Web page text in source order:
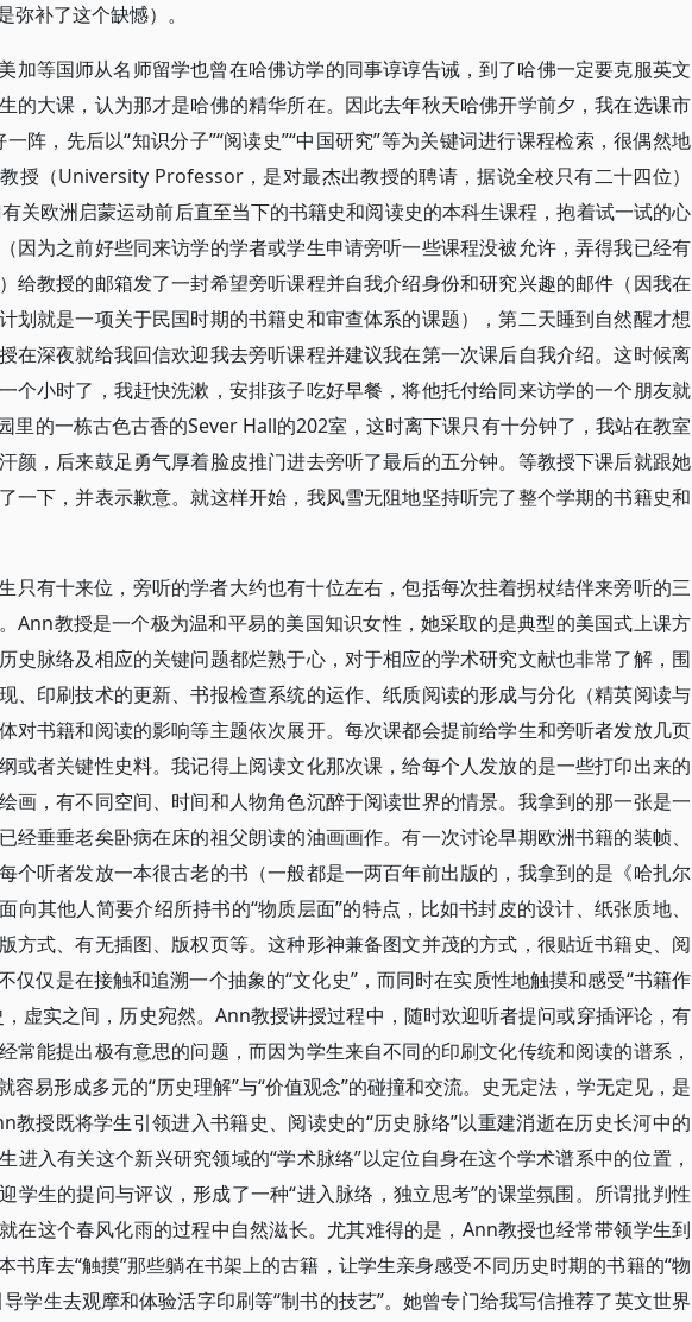
弥补了这个缺憾）。
加等国师从名师留学也曾在哈佛访学的同事谆谆告诫，到了哈佛一定要克服英文
的大课，认为那才是哈佛的精华所在。因此去年秋天哈佛开学前夕，我在选课市
阵，先后以“知识分子”“阅读史”“中国研究”等为关键词进行课程检索，很偶然地
授（University Professor，是对最杰出教授的聘请，据说全校只有二十四位）
关欧洲启蒙运动前后直至当下的书籍史和阅读史的本科生课程，抱着试一试的心
因为之前好些同来访学的学者或学生申请旁听一些课程没被允许，弄得我已经有
给教授的邮箱发了一封希望旁听课程并自我介绍身份和研究兴趣的邮件（因我在
划就是一项关于民国时期的书籍史和审查体系的课题），第二天睡到自然醒才想
在深夜就给我回信欢迎我去旁听课程并建议我在第一次课后自我介绍。这时候离
个小时了，我赶快洗漱，安排孩子吃好早餐，将他托付给同来访学的一个朋友就
里的一栋古色古香的Sever Hall的202室，这时离下课只有十分钟了，我站在教室
颜，后来鼓足勇气厚着脸皮推门进去旁听了最后的五分钟。等教授下课后就跟她
一下，并表示歉意。就这样开始，我风雪无阻地坚持听完了整个学期的书籍史和
只有十来位，旁听的学者大约也有十位左右，包括每次拄着拐杖结伴来旁听的三
Ann教授是一个极为温和平易的美国知识女性，她采取的是典型的美国式上课方
史脉络及相应的关键问题都烂熟于心，对于相应的学术研究文献也非常了解，围
、印刷技术的更新、书报检查系统的运作、纸质阅读的形成与分化（精英阅读与
对书籍和阅读的影响等主题依次展开。每次课都会提前给学生和旁听者发放几页
或者关键性史料。我记得上阅读文化那次课，给每个人发放的是一些打印出来的
画，有不同空间、时间和人物角色沉醉于阅读世界的情景。我拿到的那一张是一
经垂垂老矣卧病在床的祖父朗读的油画画作。有一次讨论早期欧洲书籍的装帧、
个听者发放一本很古老的书（一般都是一两百年前出版的，我拿到的是《哈扎尔
向其他人简要介绍所持书的“物质层面”的特点，比如书封皮的设计、纸张质地、
方式、有无插图、版权页等。这种形神兼备图文并茂的方式，很贴近书籍史、阅
仅仅是在接触和追溯一个抽象的“文化史”，而同时在实质性地触摸和感受“书籍作
，虚实之间，历史宛然。Ann教授讲授过程中，随时欢迎听者提问或穿插评论，有
常能提出极有意思的问题，而因为学生来自不同的印刷文化传统和阅读的谱系，
容易形成多元的“历史理解”与“价值观念”的碰撞和交流。史无定法，学无定见，是
教授既将学生引领进入书籍史、阅读史的“历史脉络”以重建消逝在历史长河中的
进入有关这个新兴研究领域的“学术脉络”以定位自身在这个学术谱系中的位置，
学生的提问与评议，形成了一种“进入脉络，独立思考”的课堂氛围。所谓批判性
在这个春风化雨的过程中自然滋长。尤其难得的是，Ann教授也经常带领学生到
书库去“触摸”那些躺在书架上的古籍，让学生亲身感受不同历史时期的书籍的“物
学生去观摩和体验活字印刷等“制书的技艺”。她曾专门给我写信推荐了英文世界